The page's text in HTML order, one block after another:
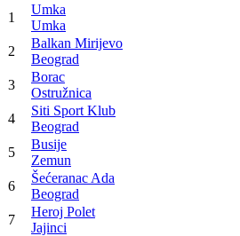
1
Umka
Umka
2
Balkan Mirijevo
Beograd
3
Borac
Ostružnica
4
Siti Sport Klub
Beograd
5
Busije
Zemun
6
Šećeranac Ada
Beograd
7
Heroj Polet
Jajinci